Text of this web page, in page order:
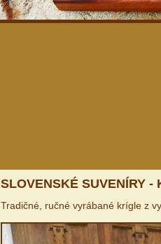
SLOVENSKÉ SUVENÍRY -
Tradičné, ručné vyrábané krígle z